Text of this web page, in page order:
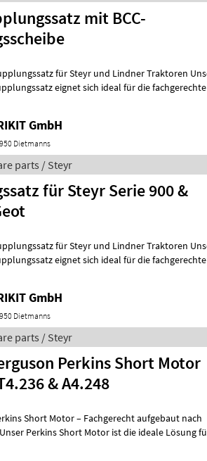
mit BCC-
für Steyr und Lindner Traktoren Unser
eignet sich ideal für die fachgerechte
GmbH
Dietmanns
parts / Steyr
für Steyr Serie 900 &
für Steyr und Lindner Traktoren Unser
eignet sich ideal für die fachgerechte
GmbH
Dietmanns
parts / Steyr
Perkins Short Motor
& A4.248
Short Motor – Fachgerecht aufgebaut nach